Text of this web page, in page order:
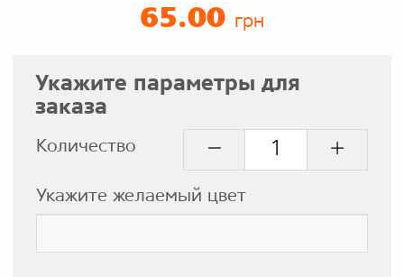
65.00 грн
Укажите параметры для
заказа
Количество
Укажите желаемый цвет